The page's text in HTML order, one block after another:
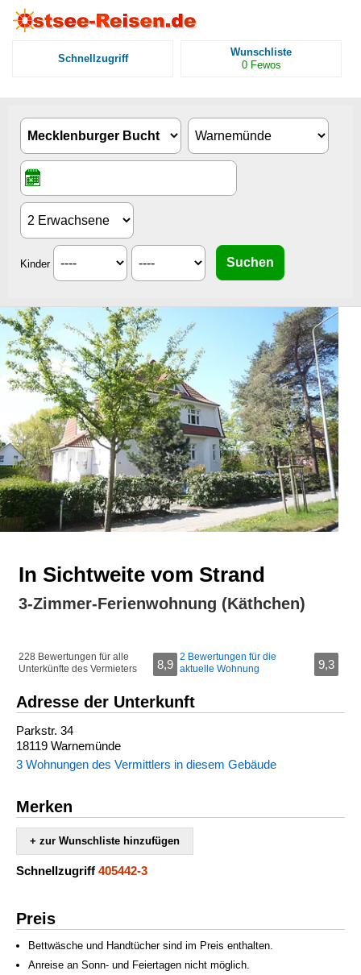
Schnellzugriff
Wunschliste
0 Fewos
Kinder
In Sichtweite vom Strand
3-Zimmer-Ferienwohnung (Käthchen)
228 Bewertungen für alle
Unterkünfte des Vermieters
8,9
2 Bewertungen für die
aktuelle Wohnung
9,3
Adresse der Unterkunft
Parkstr. 34
18119 Warnemünde
3 Wohnungen des Vermittlers in diesem Gebäude
Merken
+ zur Wunschliste hinzufügen
Schnellzugriff 405442-3
Preis
Bettwäsche und Handtücher sind im Preis enthalten.
Anreise an Sonn- und Feiertagen nicht möglich.